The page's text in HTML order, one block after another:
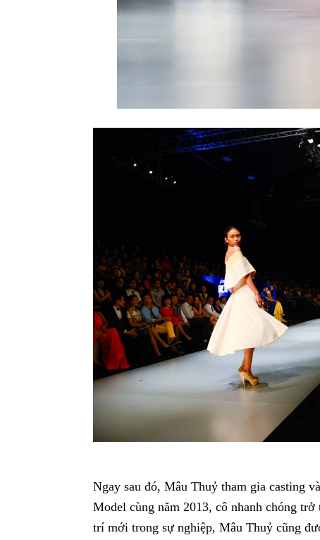
Ngay sau đó, Mâu Thuỷ tham gia casting
Model cùng năm 2013, cô nhanh chóng
trí mới trong sự nghiệp, Mâu Thuỷ cũng